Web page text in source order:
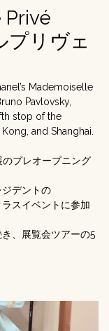
プリヴェ
Mademoiselle
Pavlovsky,
stop of the
and Shanghai.
プレオープニング
デントの
スイベントに参加
、展覧会ツアーの5